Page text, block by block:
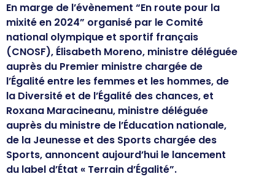
En marge de l’évènement “En route pour la
mixité en 2024” organisé par le Comité
national olympique et sportif français
(CNOSF), Élisabeth Moreno, ministre déléguée
auprès du Premier ministre chargée de
l’Égalité entre les femmes et les hommes, de
la Diversité et de l’Égalité des chances, et
Roxana Maracineanu, ministre déléguée
auprès du ministre de l’Éducation nationale,
de la Jeunesse et des Sports chargée des
Sports, annoncent aujourd’hui le lancement
du label d’État « Terrain d’Égalité”.